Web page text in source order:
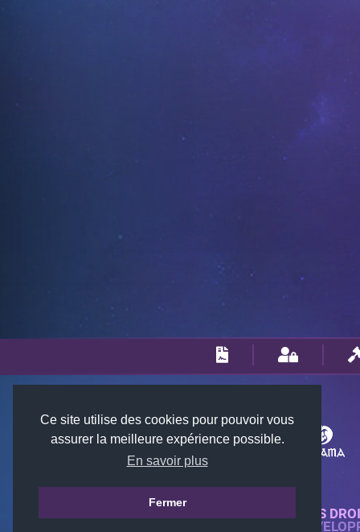
Ce site utilise des cookies pour pouvoir vous
assurer la meilleure expérience possible.
En savoir plus
Fermer
© 2018-2026 KTARENA. TOUS
SITE WEB ENTIÈREMENT